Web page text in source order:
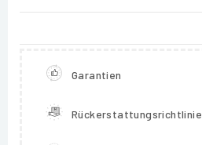
Garantien
Rückerstattungsrichtlinie